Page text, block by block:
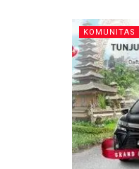
KOMUNITAS